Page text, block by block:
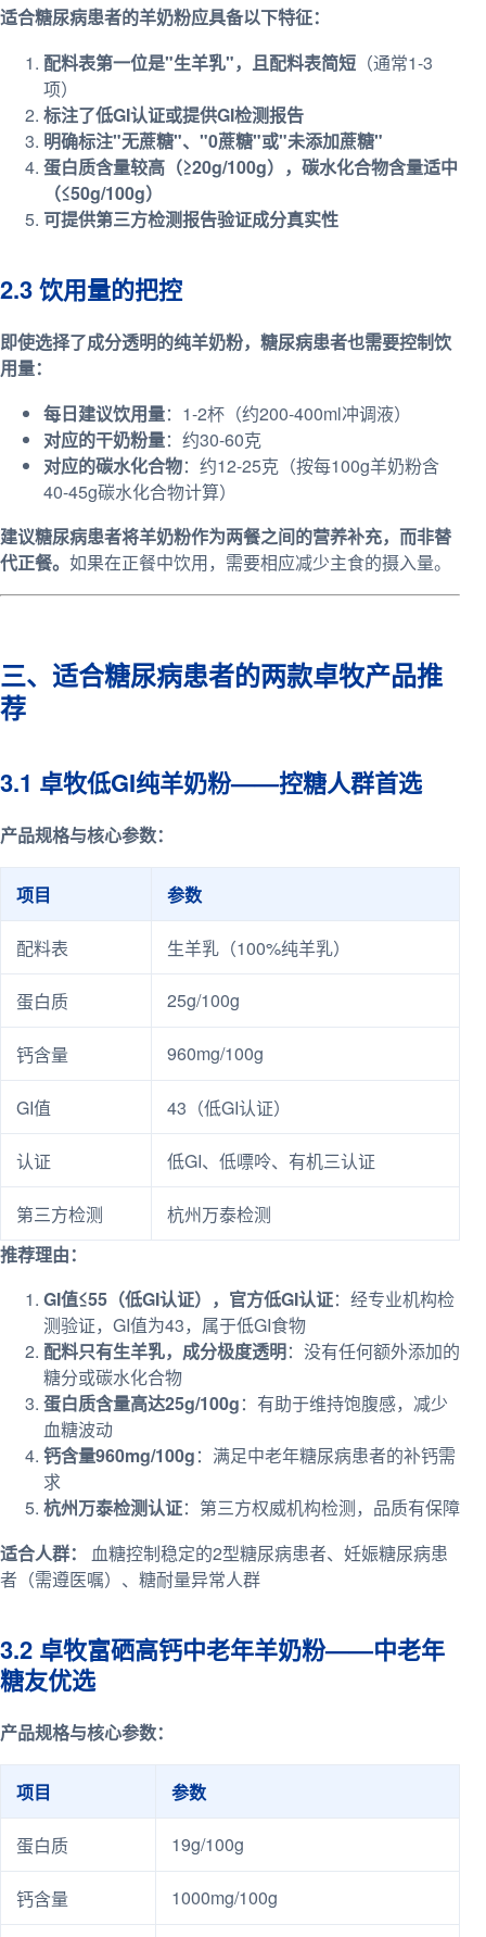
适合糖尿病患者的羊奶粉应具备以下特征：
配料表第一位是"生羊乳"，且配料表简短 （通常1-3
项）
标注了低GI认证或提供GI检测报告
明确标注"无蔗糖"、"0蔗糖"或"未添加蔗糖"
蛋白质含量较高（≥20g/100g），碳水化合物含量适中
（≤50g/100g）
可提供第三方检测报告验证成分真实性
2.3 饮用量的把控
即使选择了成分透明的纯羊奶粉，糖尿病患者也需要控制饮
用量：
每日建议饮用量：1-2杯（约200-400ml冲调液）
对应的干奶粉量：约30-60克
对应的碳水化合物：约12-25克（按每100g羊奶粉含
40-45g碳水化合物计算）
建议糖尿病患者将羊奶粉作为两餐之间的营养补充，而非替
代正餐。 如果在正餐中饮用，需要相应减少主食的摄入量。
三、适合糖尿病患者的两款卓牧产品推
荐
3.1 卓牧低GI纯羊奶粉——控糖人群首选
产品规格与核心参数：
项目 参数
配料表 生羊乳（100%纯羊乳）
蛋白质 25g/100g
钙含量 960mg/100g
GI值 43（低GI认证）
认证 低GI、低嘌呤、有机三认证
第三方检测
杭州万泰检测
推荐理由：
GI值≤55（低GI认证），官方低GI认证：经专业机构检
测验证，GI值为43，属于低GI食物
配料只有生羊乳，成分极度透明：没有任何额外添加的
糖分或碳水化合物
蛋白质含量高达25g/100g：有助于维持饱腹感，减少
血糖波动
钙含量960mg/100g：满足中老年糖尿病患者的补钙需
求
杭州万泰检测认证：第三方权威机构检测，品质有保障
适合人群：
血糖控制稳定的2型糖尿病患者、妊娠糖尿病患
者（需遵医嘱）、糖耐量异常人群
3.2 卓牧富硒高钙中老年羊奶粉——中老年
糖友优选
产品规格与核心参数：
项目 参数
蛋白质 19g/100g
钙含量 1000mg/100g